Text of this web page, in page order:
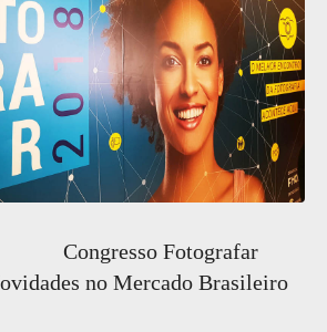
Fotografar
no Mercado Brasileiro